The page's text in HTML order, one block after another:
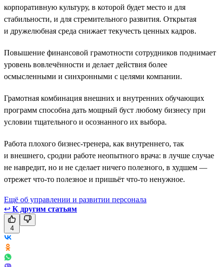
корпоративную культуру, в которой будет место и для
стабильности, и для стремительного развития. Открытая
и дружелюбная среда снижает текучесть ценных кадров.
Повышение финансовой грамотности сотрудников поднимает
уровень вовлечённости и делает действия более
осмысленными и синхронными с целями компании.
Грамотная комбинация внешних и внутренних обучающих
программ способна дать мощный буст любому бизнесу при
условии тщательного и осознанного их выбора.
Работа плохого бизнес-тренера, как внутреннего, так
и внешнего, сродни работе неопытного врача: в лучше случае
не навредит, но и не сделает ничего полезного, в худшем —
отрежет что-то полезное и пришьёт что-то ненужное.
Ещё об управлении и развитии персонала
↩ К другим статьям
4